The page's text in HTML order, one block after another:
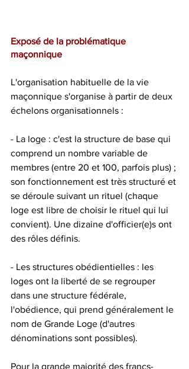
Exposé de la problématique
maçonnique
L'organisation habituelle de la vie
maçonnique s'organise à partir de deux
échelons organisationnels :
- La loge : c'est la structure de base qui
comprend un nombre variable de
membres (entre 20 et 100, parfois plus) ;
son fonctionnement est très structuré et
se déroule suivant un rituel (chaque
loge est libre de choisir le rituel qui lui
convient). Une dizaine d'officier(e)s ont
des rôles définis.
- Les structures obédientielles : les
loges ont la liberté de se regrouper
dans une structure fédérale,
l'obédience, qui prend généralement le
nom de Grande Loge (d'autres
dénominations sont possibles).
Pour la grande majorité des francs-